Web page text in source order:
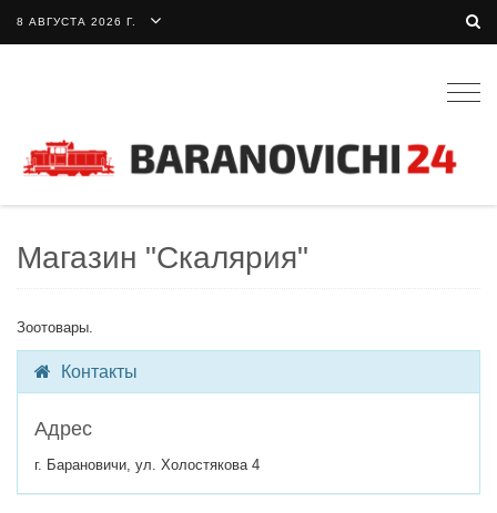
8 АВГУСТА 2026 Г.
Магазин "Скалярия"
Зоотовары.
Контакты
Адрес
г. Барановичи, ул. Холостякова 4